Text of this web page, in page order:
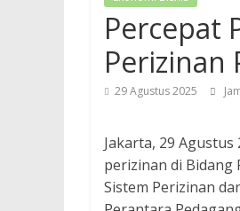
Percepat
Perizinan
29 Agustus 2025
Jakarta, 29
perizinan di Bidang
Sistem Perizinan